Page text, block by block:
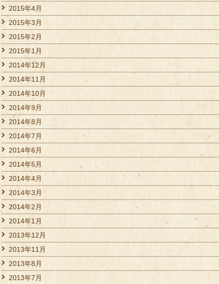
2015年4月
2015年3月
2015年2月
2015年1月
2014年12月
2014年11月
2014年10月
2014年9月
2014年8月
2014年7月
2014年6月
2014年5月
2014年4月
2014年3月
2014年2月
2014年1月
2013年12月
2013年11月
2013年8月
2013年7月